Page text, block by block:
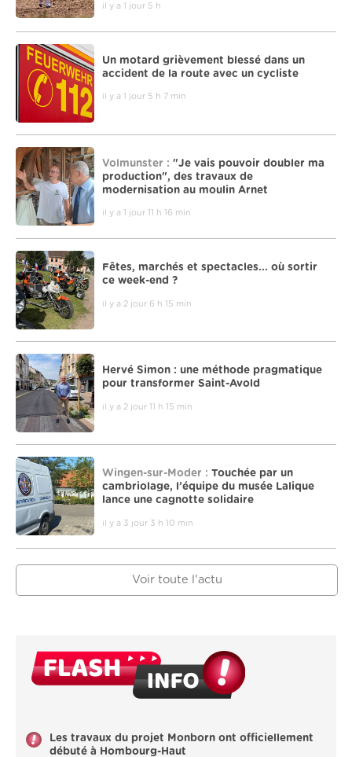
il y a 1 jour 5 h
Un motard grièvement blessé dans un
accident de la route avec un cycliste
il y a 1 jour 5 h 7 min
Volmunster : "Je vais pouvoir doubler ma
production", des travaux de
modernisation au moulin Arnet
il y a 1 jour 11 h 16 min
Fêtes, marchés et spectacles... où sortir
ce week-end ?
il y a 2 jour 6 h 15 min
Hervé Simon : une méthode pragmatique
pour transformer Saint-Avold
il y a 2 jour 11 h 15 min
Wingen-sur-Moder : Touchée par un
cambriolage, l’équipe du musée Lalique
lance une cagnotte solidaire
il y a 3 jour 3 h 10 min
Voir toute l'actu
Les travaux du projet Monborn ont officiellement
débuté à Hombourg-Haut